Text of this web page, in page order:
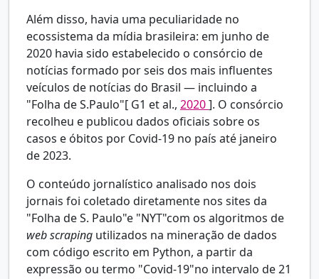
Além disso, havia uma peculiaridade no
ecossistema da mídia brasileira: em junho de
2020 havia sido estabelecido o consórcio de
notícias formado por seis dos mais influentes
veículos de notícias do Brasil — incluindo a
"Folha de S.Paulo"[ G1 et al., 2020]. O consórcio
recolheu e publicou dados oficiais sobre os
casos e óbitos por Covid-19 no país até janeiro
de 2023.
O conteúdo jornalístico analisado nos dois
jornais foi coletado diretamente nos sites da
"Folha de S. Paulo"e "NYT"com os algoritmos de
web scraping utilizados na mineração de dados
com código escrito em Python, a partir da
expressão ou termo "Covid-19"no intervalo de 21